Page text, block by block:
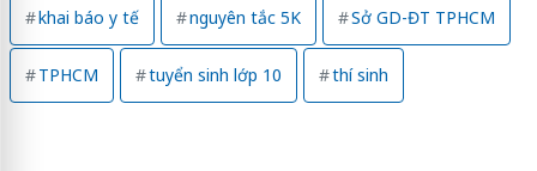
khai báo y tế nguyên tắc 5K Sở GD-ĐT TPHCM
TPHCM tuyển sinh lớp 10 thí sinh